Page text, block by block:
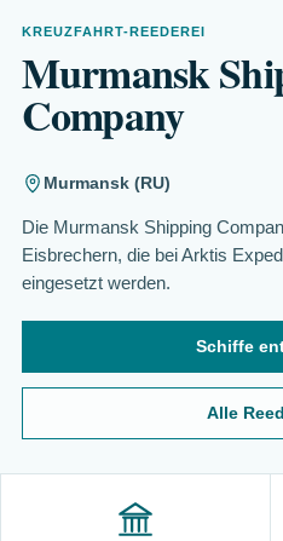
KREUZFAHRT-REEDEREI
Murmansk
Company
Murmansk (RU)
Die Murmansk Shipping
Eisbrechern, die bei Arktis
eingesetzt werden.
Schiffe
Alle